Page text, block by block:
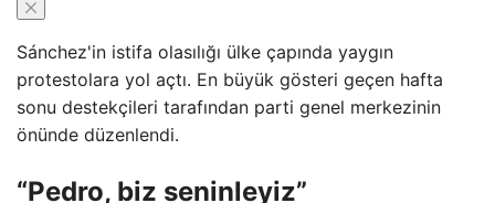
Sánchez'in istifa olasılığı ülke çapında yaygın
protestolara yol açtı. En büyük gösteri geçen hafta
sonu destekçileri tarafından parti genel merkezinin
önünde düzenlendi.
“Pedro, biz seninleyiz”